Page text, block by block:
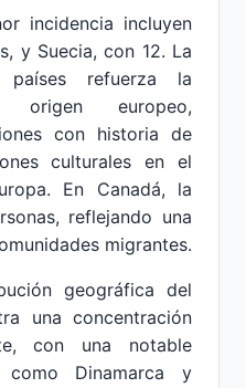
incidencia incluyen
y Suecia, con 12. La
países refuerza la
europeo,
con historia de
culturales en el
En Canadá, la
reflejando una
migrantes.
geográfica del
una concentración
con una notable
como Dinamarca y